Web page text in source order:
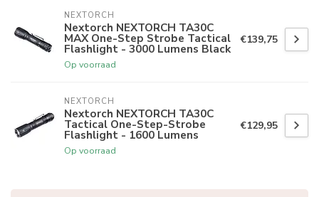
NEXTORCH
Nextorch NEXTORCH TA30C
MAX One-Step Strobe Tactical
Flashlight - 3000 Lumens Black
Op voorraad
€139,75
NEXTORCH
Nextorch NEXTORCH TA30C
Tactical One-Step-Strobe
Flashlight - 1600 Lumens
Op voorraad
€129,95